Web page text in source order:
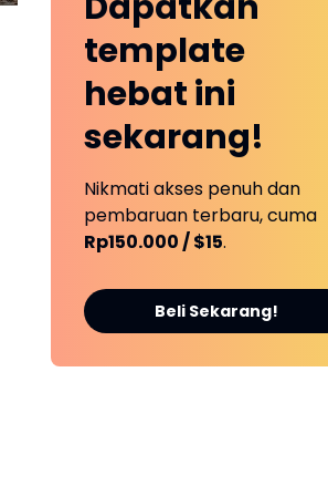
template
hebat ini
sekarang!
Nikmati akses penuh dan
pembaruan terbaru, cuma
Rp150.000 / $15.
Beli Sekarang!